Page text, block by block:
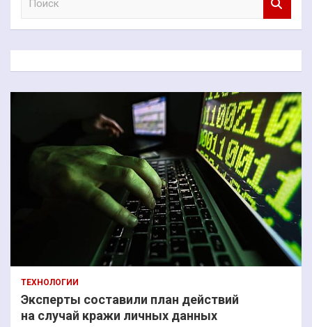
к
ТЕХНОЛОГИИ
Эксперты составили план действий
на случай кражи личных данных